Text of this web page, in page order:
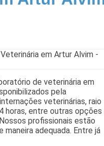
de veterinária em
pela
veterinárias, raio
horas, entre outras opções
profissionais estão
adequada. Entre já